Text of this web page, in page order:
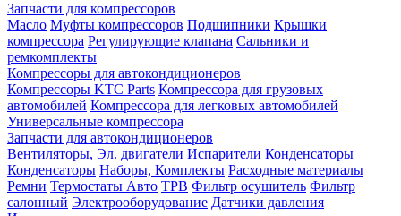
Запчасти для компрессоров
Масло Муфты компрессоров Подшипники Крышки
компрессора Регулирующие клапана Сальники и
ремкомплекты
Компрессоры для автокондиционеров
Компрессоры KTC Parts Компрессора для грузовых
автомобилей Компрессора для легковых автомобилей
Универсальные компрессора
Запчасти для автокондиционеров
Вентиляторы, Эл. двигатели Испарители Конденсаторы
Конденсаторы Наборы, Комплекты Расходные материалы
Ремни Термостаты Авто ТРВ Фильтр осушитель Фильтр
салонный Электрооборудование Датчики давления